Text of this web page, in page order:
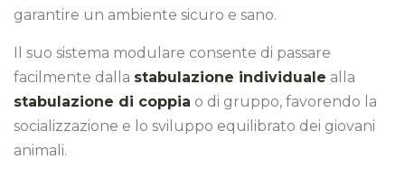
garantire un ambiente sicuro e sano.
Il suo sistema modulare consente di passare
facilmente dalla stabulazione individuale alla
stabulazione di coppia o di gruppo, favorendo la
socializzazione e lo sviluppo equilibrato dei giovani
animali.